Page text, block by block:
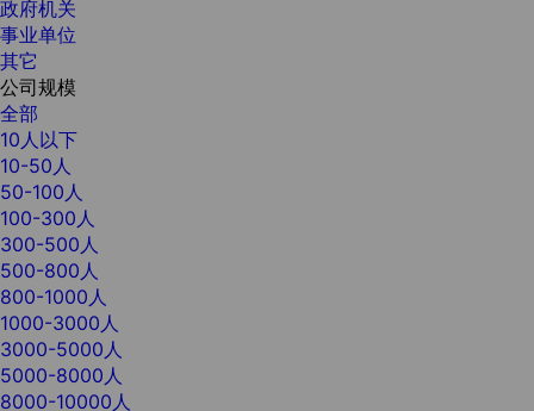
政府机关
事业单位
其它
公司规模
全部
10人以下
10-50人
50-100人
100-300人
300-500人
500-800人
800-1000人
1000-3000人
3000-5000人
5000-8000人
8000-10000人